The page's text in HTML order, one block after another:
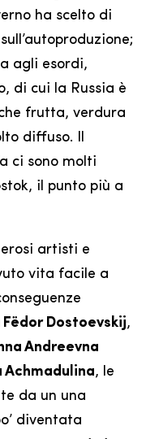
ha scelto di
agli esordi,
di cui la Russia è
frutta, verdura
diffuso. Il
ci sono molti
il punto più a
artisti e
vita facile a
Fëdor Dostoevskij‎,
Andreevna
Achmadulina, le
da un una
diventata